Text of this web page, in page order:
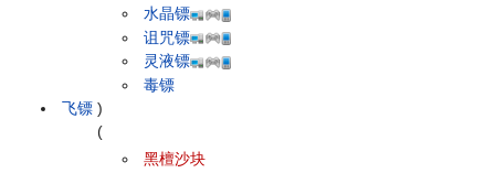
飞镖
水晶镖
诅咒镖
灵液镖
毒镖
)
(
黑檀沙块